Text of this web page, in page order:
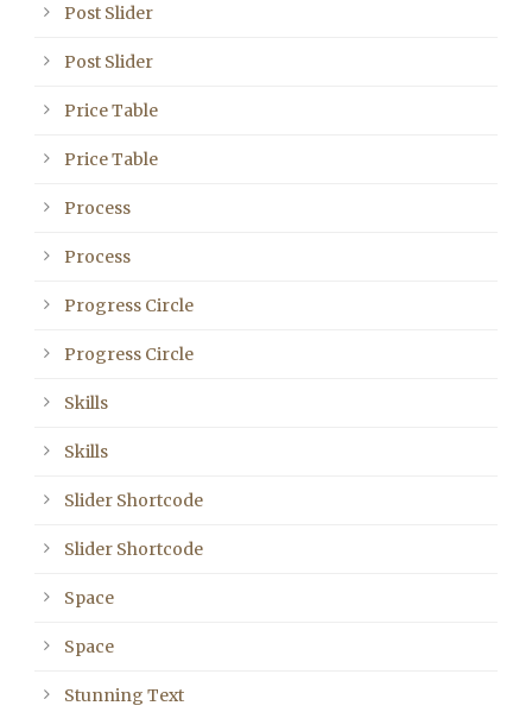
Post Slider
Post Slider
Price Table
Price Table
Process
Process
Progress Circle
Progress Circle
Skills
Skills
Slider Shortcode
Slider Shortcode
Space
Space
Stunning Text